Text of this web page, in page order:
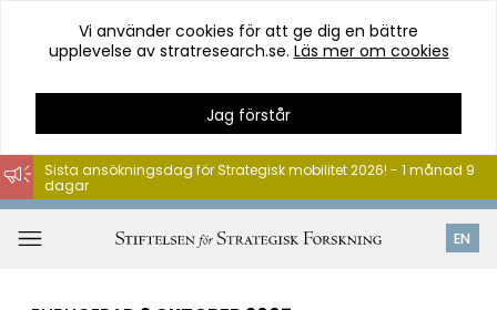
Hoppa
till
innehåll
Vi använder cookies för att ge dig en bättre
upplevelse av stratresearch.se. Läs mer om cookies
Jag förstår
EN
Sista ansökningsdag för Strategisk mobilitet 2026! - 1 månad 9
dagar